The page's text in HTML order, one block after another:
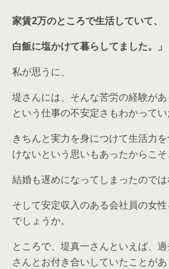
家賃2万のところで生活していて、
白飯に塩かけて暮らしてました。」
私が思うに、
堤さんには、そんな苦労の経験が
という仕事の不安定さもわかってい
きちんと実力を身につけて生活力
けないという思いもあったからこそ
結婚も遅めになってしまったのでは
そして安定収入のある会社員の女
でしょうか。
ところで、堤真一さんといえば、
さんとお付き合いしていたことがあ